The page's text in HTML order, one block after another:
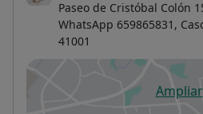
Paseo de Cristóbal Colón
WhatsApp 659865831,
41001
Ampliar
se